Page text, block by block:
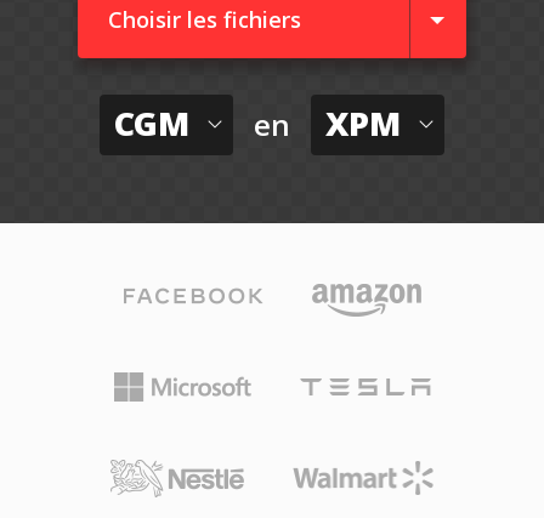
Choisir les fichiers
CGM en XPM